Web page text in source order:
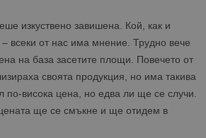
изкуствено завишена. Кой, как и
всеки от нас има мнение. Трудно вече
на база засетите площи. Повечето от
своята продукция, но има такива
по-висока цена, но едва ли ще се случи.
ще се смъкне и ще отидем в